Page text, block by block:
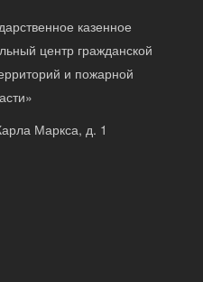
казенное
центр гражданской
и пожарной
Маркса, д. 1